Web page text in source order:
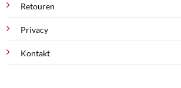
Retouren
Privacy
Kontakt